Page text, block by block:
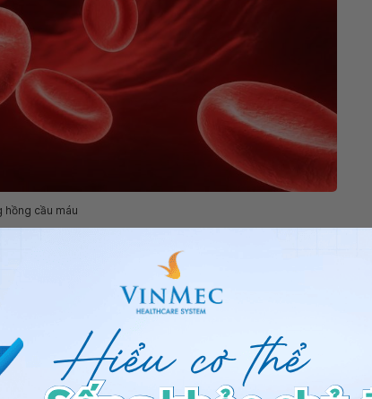
cầu máu
albumin trong cơ thể chiếm khoảng 60%